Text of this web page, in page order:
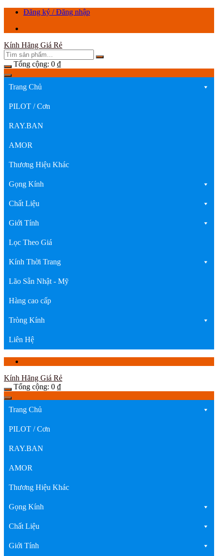
ChuyểnĐăng ký / Đăng nhập
Kính Hãng Giá Rẻ
Tổng cộng: 0 ₫
Trang Chủ
PILOT / Cơn
RAY.BAN
AMOR
Thương Hiệu Khác
Gọng Kính
Chất Liệu
Giới Tính
Lọc Theo Giá
Kính Thời Trang
Lão Sẵn Nhật - Mỹ
Hàng cao cấp
Tròng Kính
Liên Hệ
Kính Hãng Giá Rẻ
Tổng cộng: 0 ₫
Trang Chủ
PILOT / Cơn
RAY.BAN
AMOR
Thương Hiệu Khác
Gọng Kính
Chất Liệu
Giới Tính